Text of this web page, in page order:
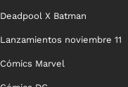
Deadpool X Batman
Lanzamientos noviembre 11
Cómics Marvel